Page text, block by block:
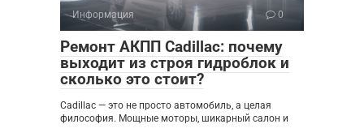
Информация 0
Ремонт АКПП Cadillac: почему
выходит из строя гидроблок и
сколько это стоит?
Cadillac — это не просто автомобиль, а целая
философия. Мощные моторы, шикарный салон и